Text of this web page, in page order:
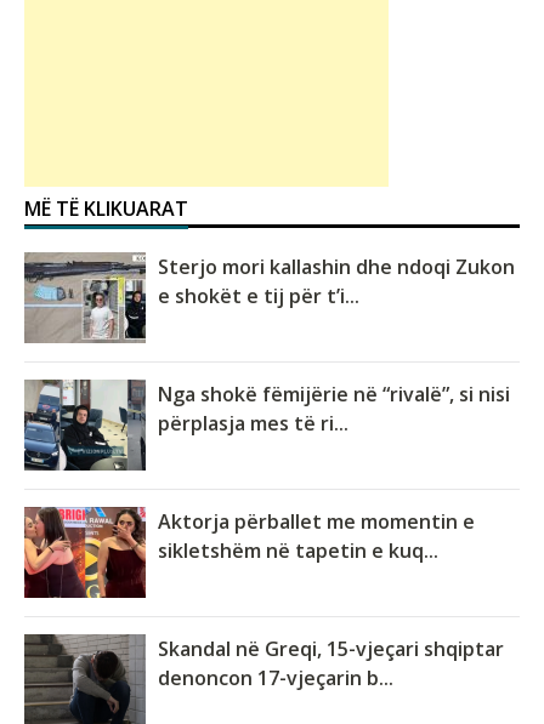
MË TË KLIKUARAT
Sterjo mori kallashin dhe ndoqi Zukon
e shokët e tij për t’i...
Nga shokë fëmijërie në “rivalë”, si nisi
përplasja mes të ri...
Aktorja përballet me momentin e
sikletshëm në tapetin e kuq...
Skandal në Greqi, 15-vjeçari shqiptar
denoncon 17-vjeçarin b...